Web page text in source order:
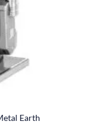
Earth